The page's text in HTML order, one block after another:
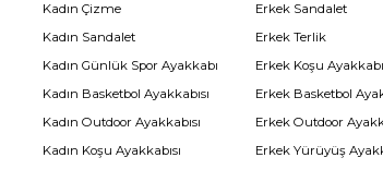
Kadın Çizme
Kadın Sandalet
Kadın Günlük Spor Ayakkabı
Kadın Basketbol Ayakkabısı
Kadın Outdoor Ayakkabısı
Kadın Koşu Ayakkabısı
Erkek Sandalet
Erkek Terlik
Erkek Koşu
Erkek Basketbol
Erkek Outdoor
Erkek Yürüyüş